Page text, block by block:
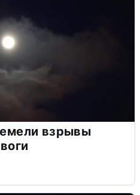
взрывы